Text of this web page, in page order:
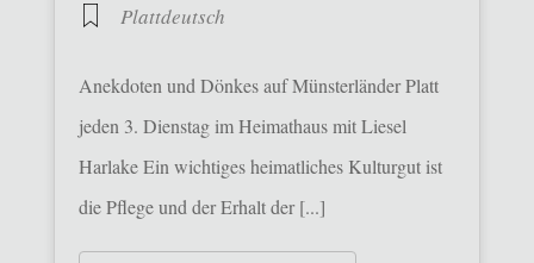
Plattdeutsch
Anekdoten und Dönkes auf Münsterländer Platt
jeden 3. Dienstag im Heimathaus mit Liesel
Harlake Ein wichtiges heimatliches Kulturgut ist
die Pflege und der Erhalt der [...]